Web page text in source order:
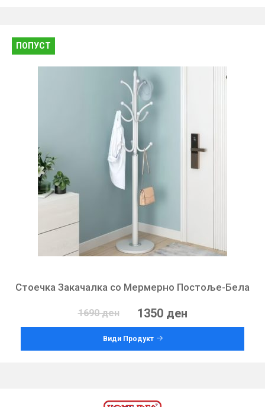
ПОПУСТ
Стоечка Закачалка со Мермерно Постоље-Бела
1690 ден 1350 ден
Види Продукт